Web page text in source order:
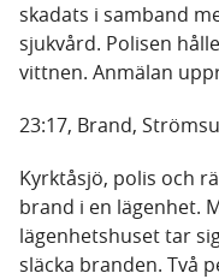
skadats i samband
sjukvård. Polisen
vittnen. Anmälan
23:17, Brand,
Kyrktåsjö, polis och
brand i en lägenhet.
lägenhetshuset tar
släcka branden. Två